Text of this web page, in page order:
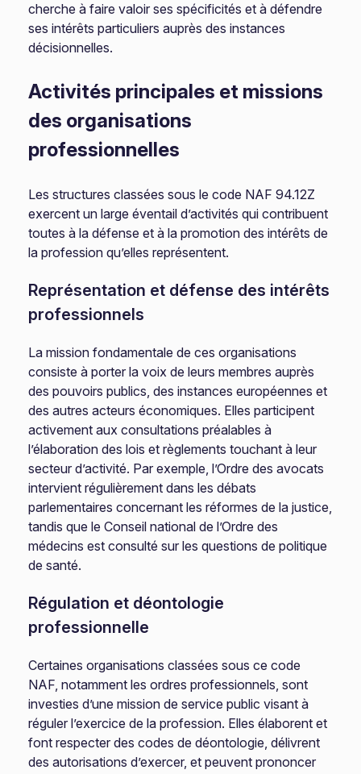
cherche à faire valoir ses spécificités et à défendre
ses intérêts particuliers auprès des instances
décisionnelles.
Activités principales et missions
des organisations
professionnelles
Les structures classées sous le code NAF 94.12Z
exercent un large éventail d’activités qui contribuent
toutes à la défense et à la promotion des intérêts de
la profession qu’elles représentent.
Représentation et défense des intérêts
professionnels
La mission fondamentale de ces organisations
consiste à porter la voix de leurs membres auprès
des pouvoirs publics, des instances européennes et
des autres acteurs économiques. Elles participent
activement aux consultations préalables à
l’élaboration des lois et règlements touchant à leur
secteur d’activité. Par exemple, l’Ordre des avocats
intervient régulièrement dans les débats
parlementaires concernant les réformes de la justice,
tandis que le Conseil national de l’Ordre des
médecins est consulté sur les questions de politique
de santé.
Régulation et déontologie
professionnelle
Certaines organisations classées sous ce code
NAF, notamment les ordres professionnels, sont
investies d’une mission de service public visant à
réguler l’exercice de la profession. Elles élaborent et
font respecter des codes de déontologie, délivrent
des autorisations d’exercer, et peuvent prononcer